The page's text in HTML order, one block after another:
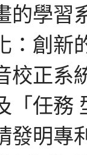
的學習
：創新
校正
「任務
發明專